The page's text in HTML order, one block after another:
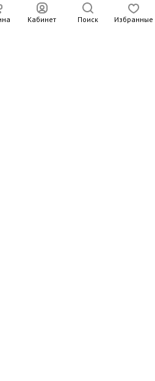
Кабинет Поиск Избранные